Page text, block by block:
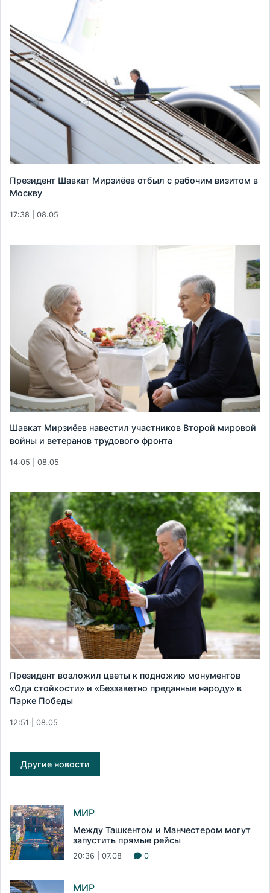
Президент Шавкат Мирзиёев отбыл с рабочим визитом в
Москву
17:38 | 08.05
Шавкат Мирзиёев навестил участников Второй мировой
войны и ветеранов трудового фронта
14:05 | 08.05
Президент возложил цветы к подножию монументов
«Ода стойкости» и «Беззаветно преданные народу» в
Парке Победы
12:51 | 08.05
Другие новости
МИР
Между Ташкентом и Манчестером могут
запустить прямые рейсы
20:36 | 07.08 0
МИР